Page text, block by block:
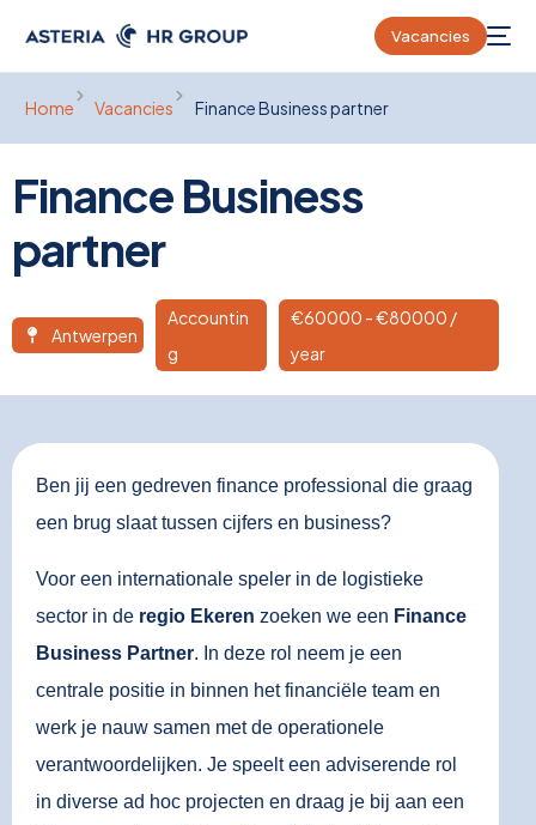
Vacancies
Home Vacancies Finance Business partner
Finance Business
partner
Antwerpen
Accountin
g
€60000 - €80000 /
year
Ben jij een gedreven finance professional die graag
een brug slaat tussen cijfers en business?
Voor een internationale speler in de logistieke
sector in de regio Ekeren zoeken we een Finance
Business Partner. In deze rol neem je een
centrale positie in binnen het financiële team en
werk je nauw samen met de operationele
verantwoordelijken. Je speelt een adviserende rol
in diverse ad hoc projecten en draag je bij aan een